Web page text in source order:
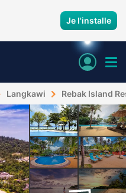
Je l'installe
Langkawi Rebak Island